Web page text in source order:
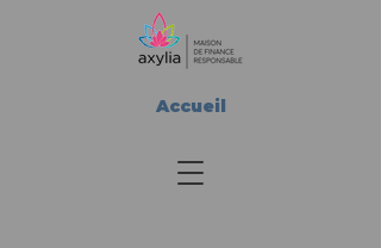
Accueil